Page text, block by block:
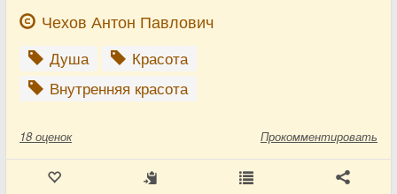
Чехов Антон Павлович
Душа
Красота
Внутренняя красота
18 оценок Прокомментировать